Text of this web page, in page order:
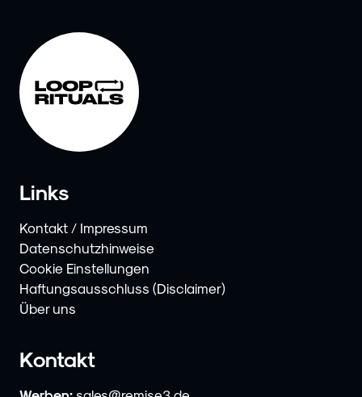
Links
Kontakt / Impressum
Datenschutzhinweise
Cookie Einstellungen
Haftungsausschluss (Disclaimer)
Über uns
Kontakt